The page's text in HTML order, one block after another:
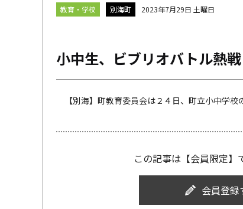
教育・学校 別海町 2023年7月29日 土曜日
小中生、ビブリオバトル熱
【別海】町教育委員会は２４日、町立小中学校
この記事は【会員限定】
会員登録